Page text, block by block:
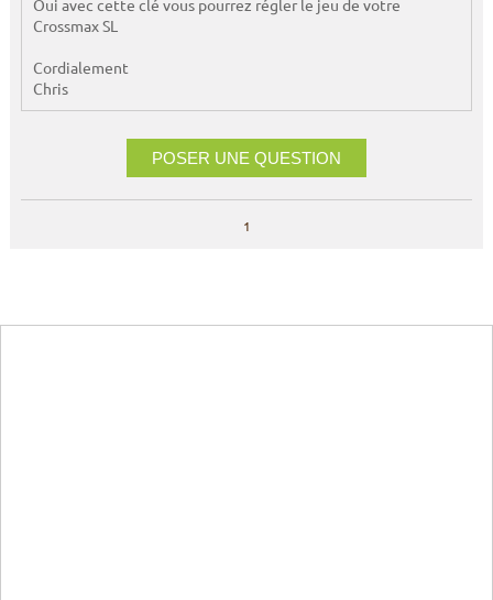
Oui avec cette clé vous pourrez régler le jeu de votre
Crossmax SL
Cordialement
Chris
POSER UNE QUESTION
1